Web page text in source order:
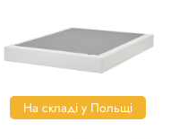
На складі у Польщі